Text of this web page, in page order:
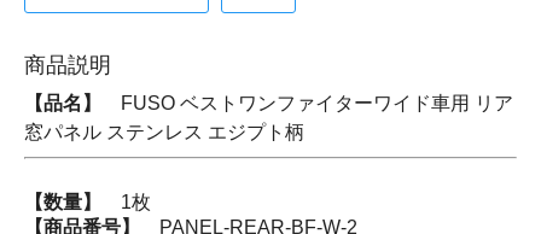
商品説明
【品名】
FUSO ベストワンファイターワイド車用 リア
窓パネル ステンレス エジプト柄
【数量】 1枚
【商品番号】
PANEL-REAR-BF-W-2